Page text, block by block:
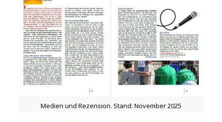
Medien und Rezension. Stand: November 2025